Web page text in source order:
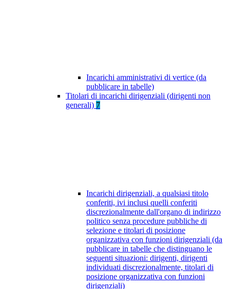
Incarichi amministrativi di vertice (da
pubblicare in tabelle)
Titolari di incarichi dirigenziali (dirigenti non
generali) 7
Incarichi dirigenziali, a qualsiasi titolo
conferiti, ivi inclusi quelli conferiti
discrezionalmente dall'organo di indirizzo
politico senza procedure pubbliche di
selezione e titolari di posizione
organizzativa con funzioni dirigenziali (da
pubblicare in tabelle che distinguano le
seguenti situazioni: dirigenti, dirigenti
individuati discrezionalmente, titolari di
posizione organizzativa con funzioni
dirigenziali)